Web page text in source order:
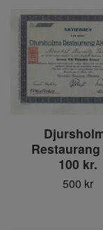
100 kr.
500 kr